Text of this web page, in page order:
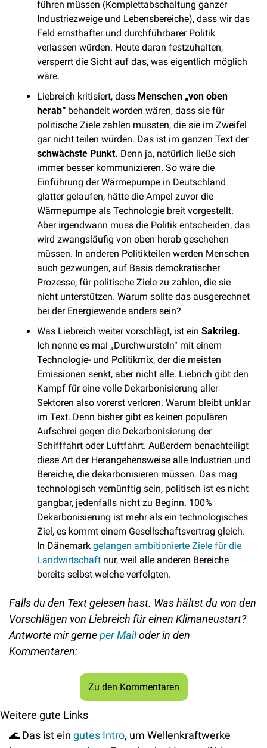
führen müssen (Komplettabschaltung ganzer
Industriezweige und Lebensbereiche), dass wir das
Feld ernsthafter und durchführbarer Politik
verlassen würden. Heute daran festzuhalten,
versperrt die Sicht auf das, was eigentlich möglich
wäre.
Liebreich kritisiert, dass Menschen „von oben
herab“ behandelt worden wären, dass sie für
politische Ziele zahlen mussten, die sie im Zweifel
gar nicht teilen würden. Das ist im ganzen Text der
schwächste Punkt. Denn ja, natürlich ließe sich
immer besser kommunizieren. So wäre die
Einführung der Wärmepumpe in Deutschland
glatter gelaufen, hätte die Ampel zuvor die
Wärmepumpe als Technologie breit vorgestellt.
Aber irgendwann muss die Politik entscheiden, das
wird zwangsläufig von oben herab geschehen
müssen. In anderen Politikteilen werden Menschen
auch gezwungen, auf Basis demokratischer
Prozesse, für politische Ziele zu zahlen, die sie
nicht unterstützen. Warum sollte das ausgerechnet
bei der Energiewende anders sein?
Was Liebreich weiter vorschlägt, ist ein Sakrileg.
Ich nenne es mal „Durchwursteln“ mit einem
Technologie- und Politikmix, der die meisten
Emissionen senkt, aber nicht alle. Liebrich gibt den
Kampf für eine volle Dekarbonisierung aller
Sektoren also vorerst verloren. Warum bleibt unklar
im Text. Denn bisher gibt es keinen populären
Aufschrei gegen die Dekarbonisierung der
Schifffahrt oder Luftfahrt. Außerdem benachteiligt
diese Art der Herangehensweise alle Industrien und
Bereiche, die dekarbonisieren müssen. Das mag
technologisch vernünftig sein, politisch ist es nicht
gangbar, jedenfalls nicht zu Beginn. 100%
Dekarbonisierung ist mehr als ein technologisches
Ziel, es kommt einem Gesellschaftsvertrag gleich.
In Dänemark gelangen ambitionierte Ziele für die
Landwirtschaft nur, weil alle anderen Bereiche
bereits selbst welche verfolgten.
Falls du den Text gelesen hast. Was hältst du von den
Vorschlägen von Liebreich für einen Klimaneustart?
Antworte mir gerne per Mail oder in den
Kommentaren:
Zu den Kommentaren
Weitere gute Links
🌊 Das ist ein gutes Intro, um Wellenkraftwerke